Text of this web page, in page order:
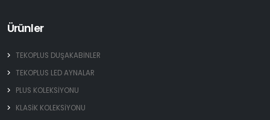
Ürünler
TEKOPLUS DUŞAKABİNLER
TEKOPLUS LED AYNALAR
PLUS KOLEKSİYONU
KLASİK KOLEKSİYONU